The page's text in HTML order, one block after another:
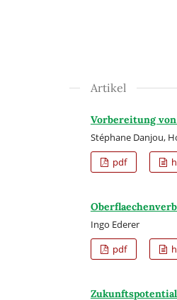
Artikel
Vorbereitung
Stéphane Danjou,
pdf
Ingo Ederer
pdf